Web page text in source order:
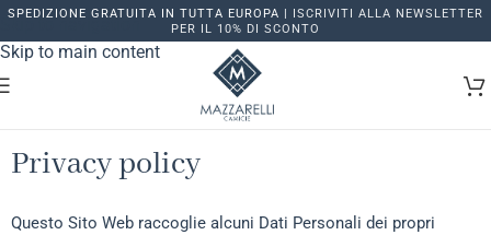
Skip to navigation
Skip to main content
SPEDIZIONE GRATUITA IN TUTTA EUROPA | ISCRIVITI ALLA NEWSLETTER
PER IL 10% DI SCONTO
Privacy policy
Questo Sito Web raccoglie alcuni Dati Personali dei propri